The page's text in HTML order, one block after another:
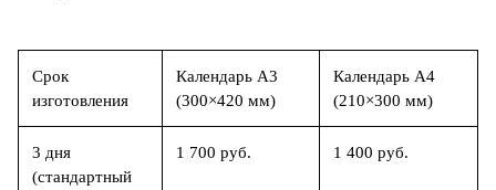
Срок
изготовления
Календарь А3
(300×420 мм)
Календарь А4
(210×300 мм)
3 дня
(стандартный
1 700 руб. 1 400 руб.